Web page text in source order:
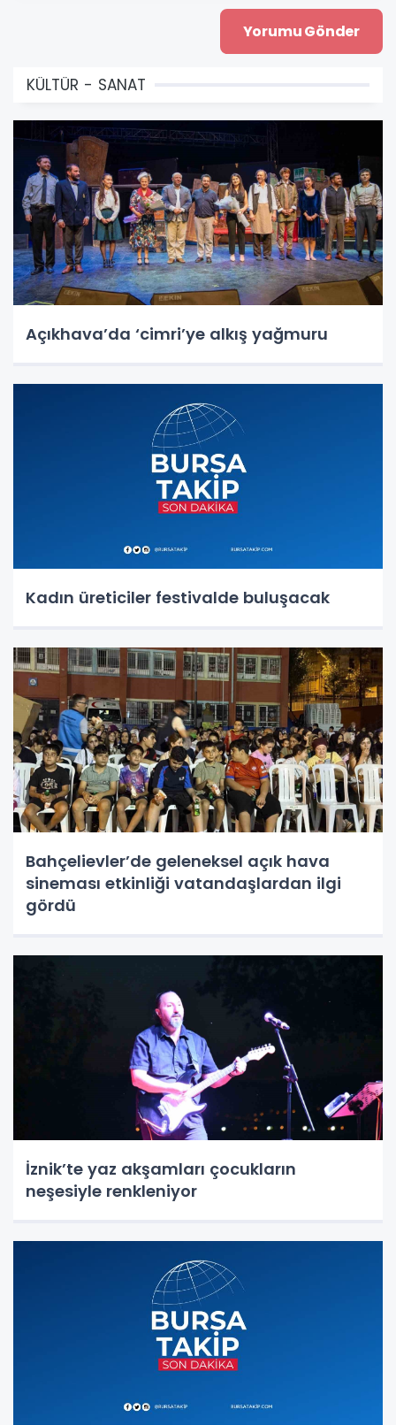
KÜLTÜR - SANAT
Açıkhava’da ‘cimri’ye alkış yağmuru
Kadın üreticiler festivalde buluşacak
Bahçelievler’de geleneksel açık hava
sineması etkinliği vatandaşlardan ilgi
gördü
İznik’te yaz akşamları çocukların
neşesiyle renkleniyor